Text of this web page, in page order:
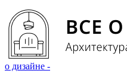
о дизайне -